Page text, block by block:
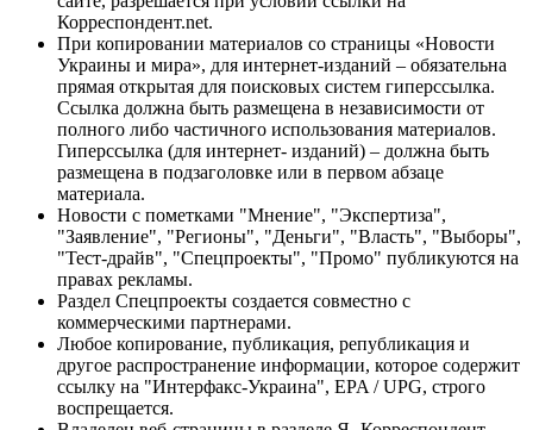
Корреспондент.net.
При копировании материалов со страницы «Новости
Украины и мира», для интернет-изданий – обязательна
прямая открытая для поисковых систем гиперссылка.
Ссылка должна быть размещена в независимости от
полного либо частичного использования материалов.
Гиперссылка (для интернет- изданий) – должна быть
размещена в подзаголовке или в первом абзаце
материала.
Новости с пометками "Мнение", "Экспертиза",
"Заявление", "Регионы", "Деньги", "Власть", "Выборы",
"Тест-драйв", "Спецпроекты", "Промо" публикуются на
правах рекламы.
Раздел Спецпроекты создается совместно с
коммерческими партнерами.
Любое копирование, публикация, републикация и
другое распространение информации, которое содержит
ссылку на "Интерфакс-Украина", EPA / UPG, строго
воспрещается.